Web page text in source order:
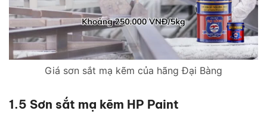
Giá sơn sắt mạ kẽm của hãng Đại Bàng
1.5 Sơn sắt mạ kẽm HP Paint